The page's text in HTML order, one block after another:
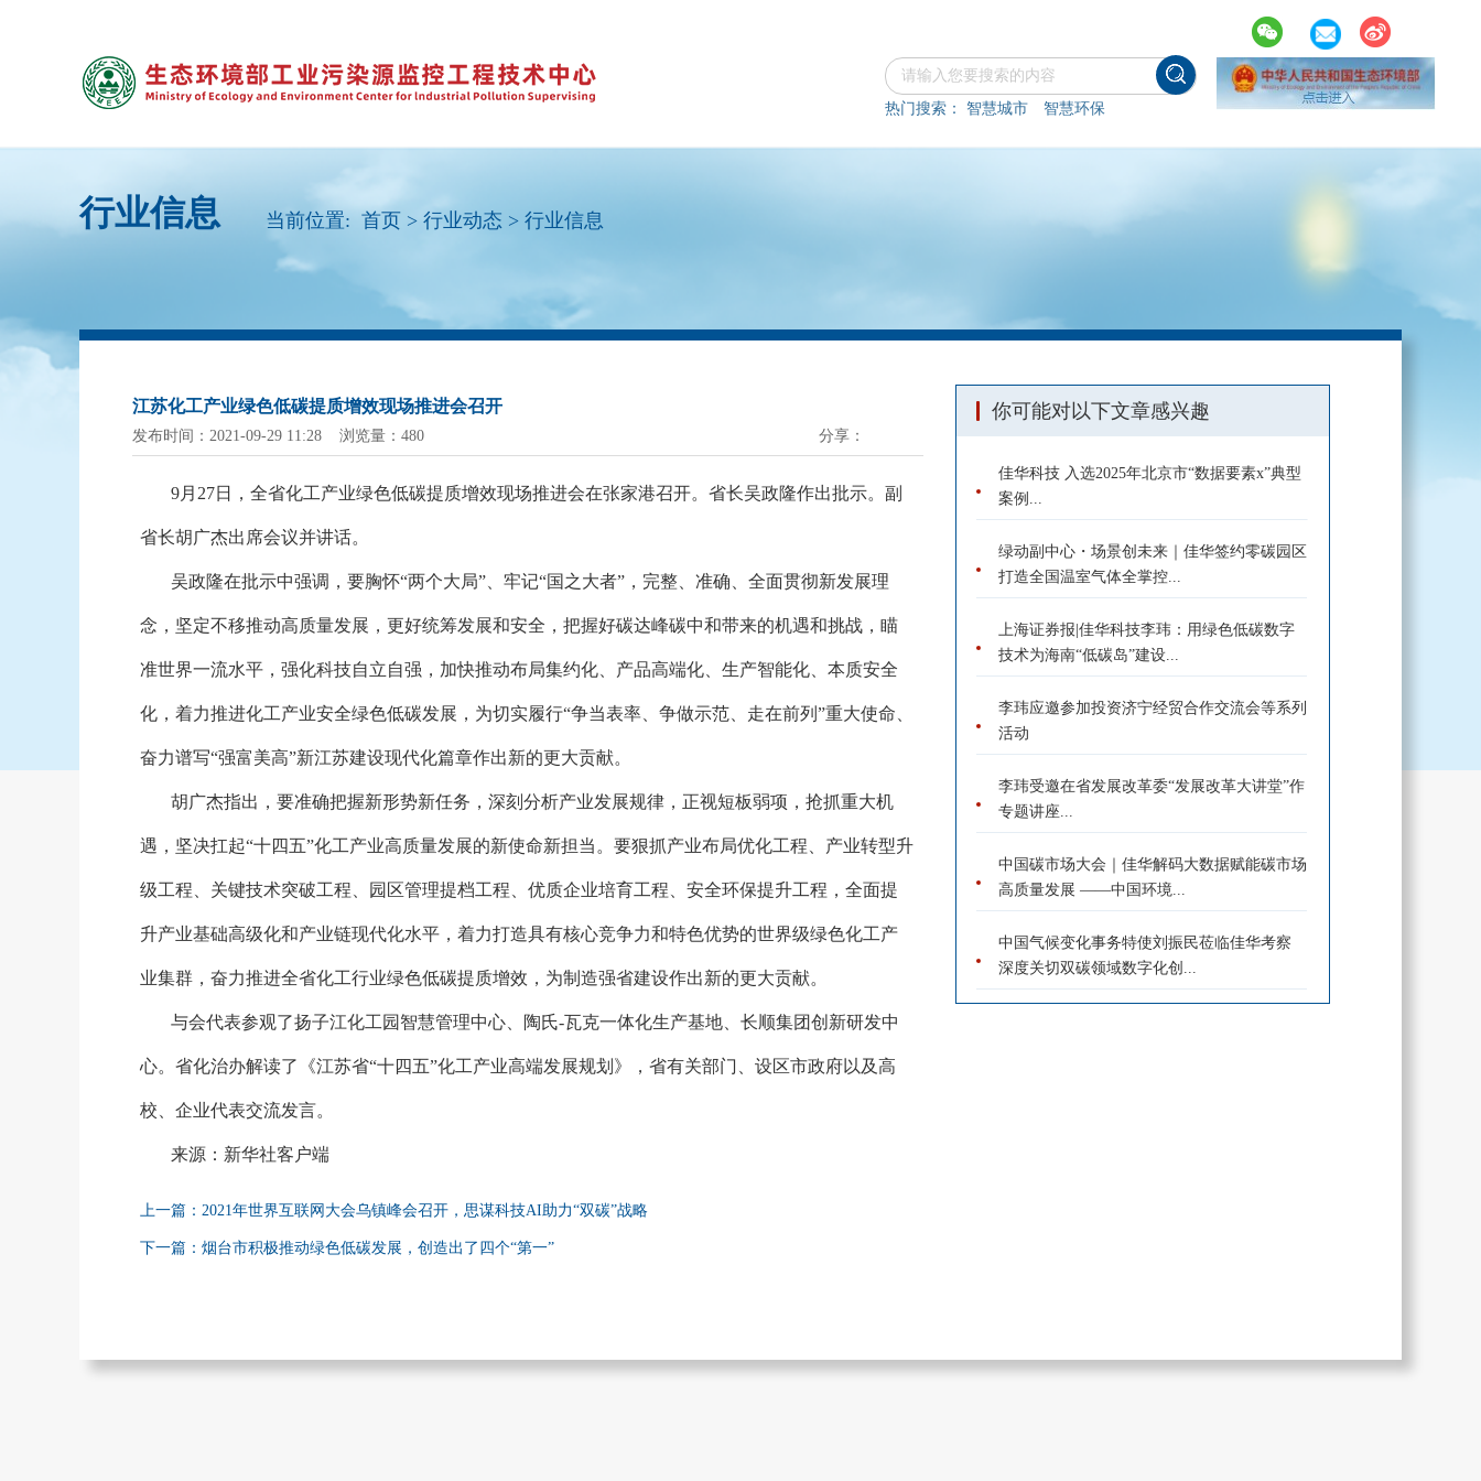
热门搜索： 智慧城市 智慧环保
行业信息 当前位置: 首页 > 行业动态 > 行业信息
江苏化工产业绿色低碳提质增效现场推进会召开
发布时间：2021-09-29 11:28 浏览量：480 分享：
9月27日，全省化工产业绿色低碳提质增效现场推进会在张家港召开。省长吴政隆作出批示。副
省长胡广杰出席会议并讲话。
吴政隆在批示中强调，要胸怀“两个大局”、牢记“国之大者”，完整、准确、全面贯彻新发展理
念，坚定不移推动高质量发展，更好统筹发展和安全，把握好碳达峰碳中和带来的机遇和挑战，瞄
准世界一流水平，强化科技自立自强，加快推动布局集约化、产品高端化、生产智能化、本质安全
化，着力推进化工产业安全绿色低碳发展，为切实履行“争当表率、争做示范、走在前列”重大使命、
奋力谱写“强富美高”新江苏建设现代化篇章作出新的更大贡献。
胡广杰指出，要准确把握新形势新任务，深刻分析产业发展规律，正视短板弱项，抢抓重大机
遇，坚决扛起“十四五”化工产业高质量发展的新使命新担当。要狠抓产业布局优化工程、产业转型升
级工程、关键技术突破工程、园区管理提档工程、优质企业培育工程、安全环保提升工程，全面提
升产业基础高级化和产业链现代化水平，着力打造具有核心竞争力和特色优势的世界级绿色化工产
业集群，奋力推进全省化工行业绿色低碳提质增效，为制造强省建设作出新的更大贡献。
与会代表参观了扬子江化工园智慧管理中心、陶氏-瓦克一体化生产基地、长顺集团创新研发中
心。省化治办解读了《江苏省“十四五”化工产业高端发展规划》，省有关部门、设区市政府以及高
校、企业代表交流发言。
来源：新华社客户端
上一篇：2021年世界互联网大会乌镇峰会召开，思谋科技AI助力“双碳”战略
下一篇：烟台市积极推动绿色低碳发展，创造出了四个“第一”
你可能对以下文章感兴趣
佳华科技 入选2025年北京市“数据要素x”典型
案例...
绿动副中心・场景创未来｜佳华签约零碳园区
打造全国温室气体全掌控...
上海证券报|佳华科技李玮：用绿色低碳数字
技术为海南“低碳岛”建设...
李玮应邀参加投资济宁经贸合作交流会等系列
活动
李玮受邀在省发展改革委“发展改革大讲堂”作
专题讲座...
中国碳市场大会｜佳华解码大数据赋能碳市场
高质量发展 ——中国环境...
中国气候变化事务特使刘振民莅临佳华考察
深度关切双碳领域数字化创...